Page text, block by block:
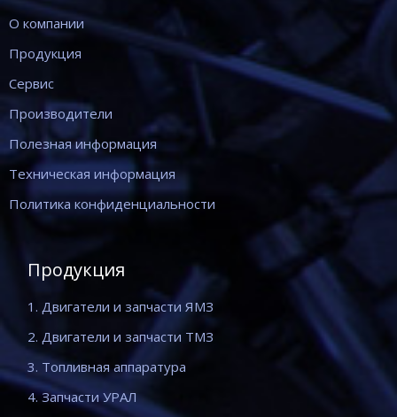
О компании
Продукция
Сервис
Производители
Полезная информация
Техническая информация
Политика конфиденциальности
Продукция
1. Двигатели и запчасти ЯМЗ
2. Двигатели и запчасти ТМЗ
3. Топливная аппаратура
4. Запчасти УРАЛ